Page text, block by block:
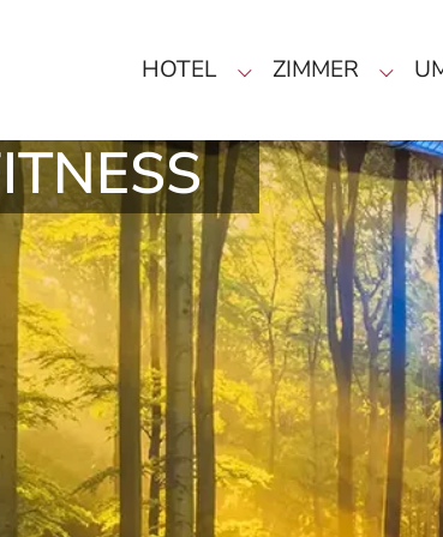
HOTEL Submenu for
ZIMMER